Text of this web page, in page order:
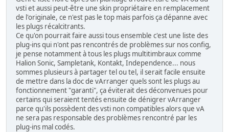
vsti et aussi peut-être une skin propriétaire en remplacement
de l'originale, ce n'est pas le top mais parfois ça dépanne avec
les plugs récalcitrants.
Ce qu'on pourrait faire aussi tous ensemble c'est une liste des
plug-ins qui n'ont pas rencontrés de problèmes sur nos config,
je pense notamment à tous les plugs multitimbraux comme
Halion Sonic, Sampletank, Kontakt, Independence... nous
sommes plusieurs à partager tel ou tel, il serait facile ensuite
de mettre dans la doc de vArranger quels sont les plugs au
fonctionnement "garanti", ça éviterait des déconvenues pour
certains qui seraient tentés ensuite de dénigrer vArranger
parce qu'ils possèdent des vsti non compatibles alors que vA
ne sera pas responsable des problèmes rencontré par les
plug-ins mal codés.